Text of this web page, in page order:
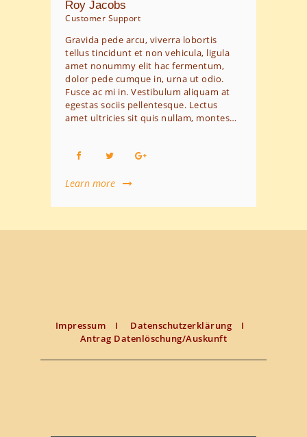
Roy Jacobs
Customer Support
Gravida pede arcu, viverra lobortis
tellus tincidunt et non vehicula, ligula
amet nonummy elit hac fermentum,
dolor pede cumque in, urna ut odio.
Fusce ac mi in. Vestibulum aliquam at
egestas sociis pellentesque. Lectus
amet ultricies sit quis nullam, montes…
Learn more
Impressum I Datenschutzerklärung
I
Antrag Datenlöschung/Auskunft